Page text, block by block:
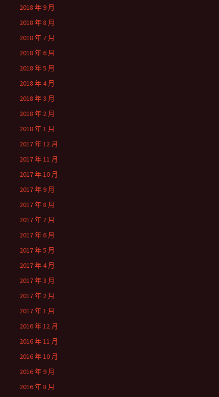
2018 年 9 月
2018 年 8 月
2018 年 7 月
2018 年 6 月
2018 年 5 月
2018 年 4 月
2018 年 3 月
2018 年 2 月
2018 年 1 月
2017 年 12 月
2017 年 11 月
2017 年 10 月
2017 年 9 月
2017 年 8 月
2017 年 7 月
2017 年 6 月
2017 年 5 月
2017 年 4 月
2017 年 3 月
2017 年 2 月
2017 年 1 月
2016 年 12 月
2016 年 11 月
2016 年 10 月
2016 年 9 月
2016 年 8 月